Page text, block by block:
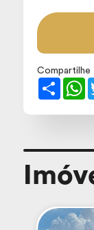
Compartilhe
Share